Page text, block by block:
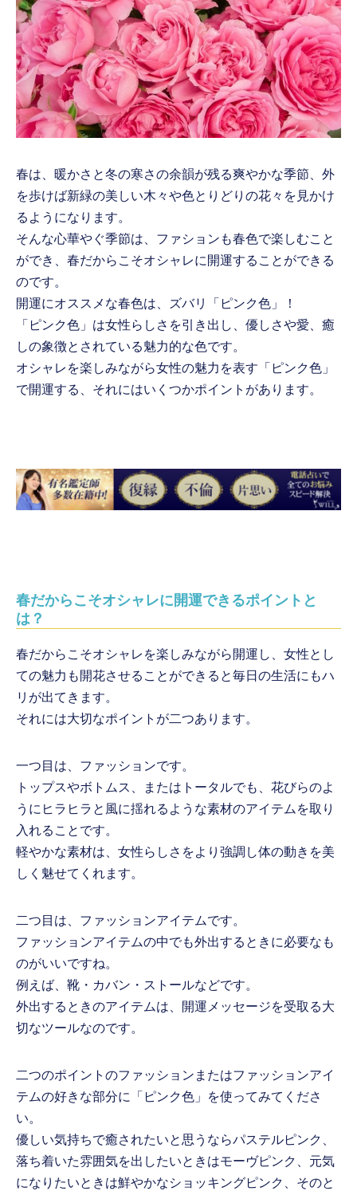
春は、暖かさと冬の寒さの余韻が残る爽やかな季節、外
を歩けば新緑の美しい木々や色とりどりの花々を見かけ
るようになります。
そんな心華やぐ季節は、ファションも春色で楽しむこと
ができ、春だからこそオシャレに開運することができる
のです。
開運にオススメな春色は、ズバリ「ピンク色」！
「ピンク色」は女性らしさを引き出し、優しさや愛、癒
しの象徴とされている魅力的な色です。
オシャレを楽しみながら女性の魅力を表す「ピンク色」
で開運する、それにはいくつかポイントがあります。
春だからこそオシャレに開運できるポイントと
は？
春だからこそオシャレを楽しみながら開運し、女性とし
ての魅力も開花させることができると毎日の生活にもハ
リが出てきます。
それには大切なポイントが二つあります。
一つ目は、ファッションです。
トップスやボトムス、またはトータルでも、花びらのよ
うにヒラヒラと風に揺れるような素材のアイテムを取り
入れることです。
軽やかな素材は、女性らしさをより強調し体の動きを美
しく魅せてくれます。
二つ目は、ファッションアイテムです。
ファッションアイテムの中でも外出するときに必要なも
のがいいですね。
例えば、靴・カバン・ストールなどです。
外出するときのアイテムは、開運メッセージを受取る大
切なツールなのです。
二つのポイントのファッションまたはファッションアイ
テムの好きな部分に「ピンク色」を使ってみてくださ
い。
優しい気持ちで癒されたいと思うならパステルピンク、
落ち着いた雰囲気を出したいときはモーヴピンク、元気
になりたいときは鮮やかなショッキングピンク、そのと